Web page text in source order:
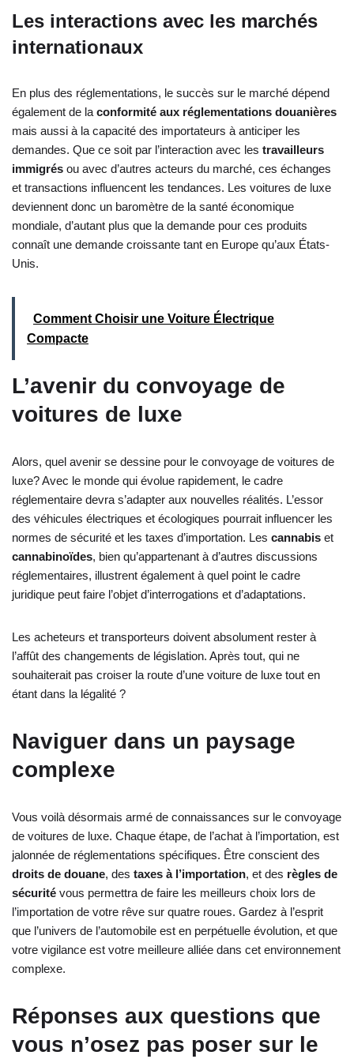
Les interactions avec les marchés
internationaux
En plus des réglementations, le succès sur le marché dépend
également de la conformité aux réglementations douanières
mais aussi à la capacité des importateurs à anticiper les
demandes. Que ce soit par l’interaction avec les travailleurs
immigrés ou avec d’autres acteurs du marché, ces échanges
et transactions influencent les tendances. Les voitures de luxe
deviennent donc un baromètre de la santé économique
mondiale, d’autant plus que la demande pour ces produits
connaît une demande croissante tant en Europe qu’aux États-
Unis.
Comment Choisir une Voiture Électrique
Compacte
L’avenir du convoyage de
voitures de luxe
Alors, quel avenir se dessine pour le convoyage de voitures de
luxe? Avec le monde qui évolue rapidement, le cadre
réglementaire devra s’adapter aux nouvelles réalités. L’essor
des véhicules électriques et écologiques pourrait influencer les
normes de sécurité et les taxes d’importation. Les cannabis et
cannabinoïdes, bien qu’appartenant à d’autres discussions
réglementaires, illustrent également à quel point le cadre
juridique peut faire l’objet d’interrogations et d’adaptations.
Les acheteurs et transporteurs doivent absolument rester à
l’affût des changements de législation. Après tout, qui ne
souhaiterait pas croiser la route d’une voiture de luxe tout en
étant dans la légalité ?
Naviguer dans un paysage
complexe
Vous voilà désormais armé de connaissances sur le convoyage
de voitures de luxe. Chaque étape, de l’achat à l’importation, est
jalonnée de réglementations spécifiques. Être conscient des
droits de douane, des taxes à l’importation, et des règles de
sécurité vous permettra de faire les meilleurs choix lors de
l’importation de votre rêve sur quatre roues. Gardez à l’esprit
que l’univers de l’automobile est en perpétuelle évolution, et que
votre vigilance est votre meilleure alliée dans cet environnement
complexe.
Réponses aux questions que
vous n’osez pas poser sur le